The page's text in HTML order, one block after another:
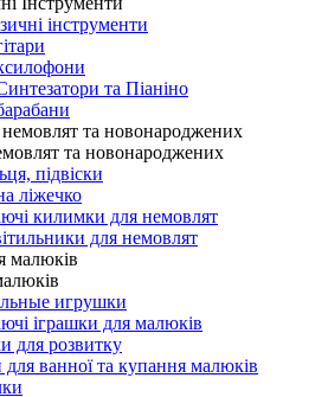
інструменти
та Піаніно
та новонароджених
підвіски
ліжечко
килимки для немовлят
для немовлят
игрушки
іграшки для малюків
для розвитку
для ванної та купання малюків